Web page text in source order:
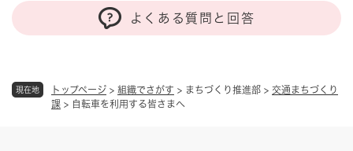
現在地 トップページ > 組織でさがす > まちづくり推進部 > 交通まちづくり
課 > 自転車を利用する皆さまへ
よくある質問と回答